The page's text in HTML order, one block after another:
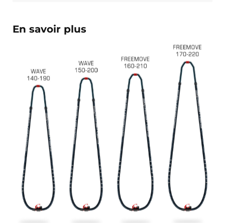
En savoir plus
il y a un mois
J’ai commandé un pack via leur site internet. À peine la
commande validée, le magasin m’a appelé pour confirmer
avec moi les caractéristiques des équipements, me conseiller
sur le matériel à choisir, et m’a même offert du matériel en
plus. Niveau réactivité, c’est au top : la commande est partie
le lendemain, et j’ai bien reçu tout le matériel dans un colis
propre et soigné. Plus qu’à tester ça sur l’eau ! Je
recommande vivement ce magasin pour son
professionnalisme et sa réactivité.
Sébastien BACHELIER
il y a un mois
Cela faisait 6 mois que je galérais à remplacer ma board eux